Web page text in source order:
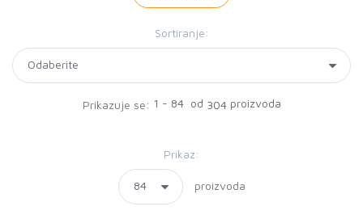
Sortiranje:
Prikazuje se: 1 - 84 od 304proizvoda
Prikaz:
proizvoda